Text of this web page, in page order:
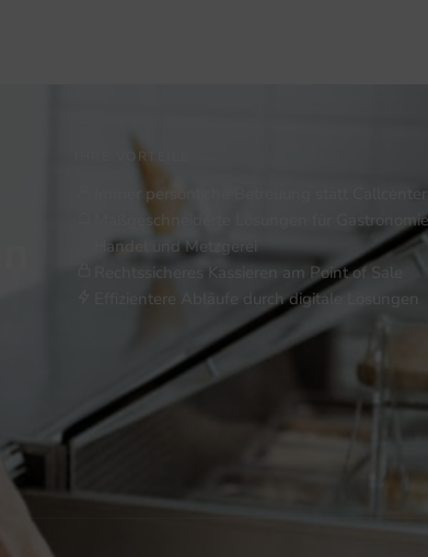
IHRE VORTEILE
Immer persönliche Betreuung statt Callcenter
Maßgeschneiderte Lösungen für
Handel und Metzgerei
Rechtssicheres Kassieren am Point of Sale
Effizientere Abläufe durch digitale Lösungen